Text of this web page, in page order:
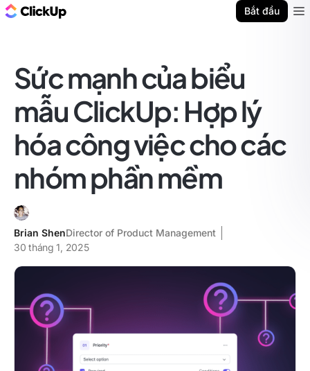
Bắt đầu
Sức mạnh của biểu
mẫu ClickUp: Hợp lý
hóa công việc cho các
nhóm phần mềm
Brian ShenDirector of Product Management
30 tháng 1, 2025